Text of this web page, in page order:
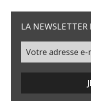
LA NEWSLETTER